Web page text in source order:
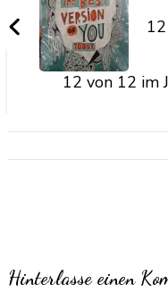
12 von 12 im
Hinterlasse einen